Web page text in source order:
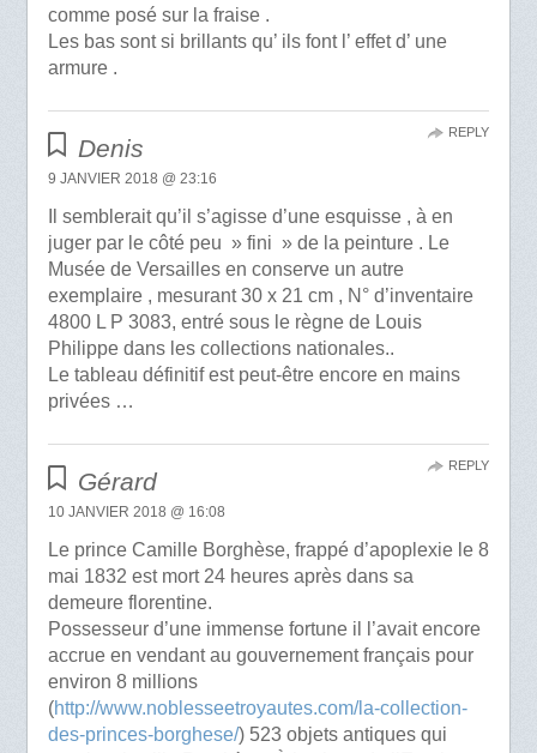
comme posé sur la fraise .
Les bas sont si brillants qu’ ils font l’ effet d’ une
armure .
Denis
9 JANVIER 2018 @ 23:16
Il semblerait qu’il s’agisse d’une esquisse , à en
juger par le côté peu » fini » de la peinture . Le
Musée de Versailles en conserve un autre
exemplaire , mesurant 30 x 21 cm , N° d’inventaire
4800 L P 3083, entré sous le règne de Louis
Philippe dans les collections nationales..
Le tableau définitif est peut-être encore en mains
privées …
REPLY
Gérard
10 JANVIER 2018 @ 16:08
Le prince Camille Borghèse, frappé d’apoplexie le 8
mai 1832 est mort 24 heures après dans sa
demeure florentine.
Possesseur d’une immense fortune il l’avait encore
accrue en vendant au gouvernement français pour
environ 8 millions
(http://www.noblesseetroyautes.com/la-collection-
des-princes-borghese/) 523 objets antiques qui
REPLY